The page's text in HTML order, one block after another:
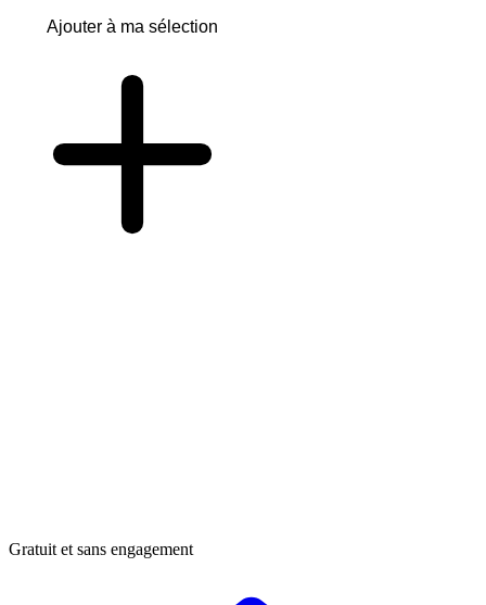
Ajouter à ma sélection
Gratuit et sans engagement